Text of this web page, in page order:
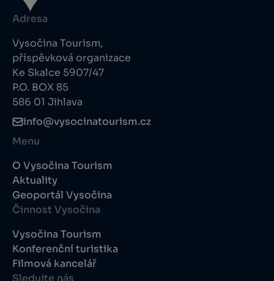
Adresa
Vysočina Tourism,
příspěvková organizace
Ke Skalce 5907/47
P.O. BOX 85
586 01 Jihlava
info@vysocinatourism.cz
Menu
O Vysočina Tourism
Aktuality
Geoportál Vysočina
Činnost Vysočina
Vysočina Tourism
Konferenční turistika
Filmová kancelář
Sledujte nás